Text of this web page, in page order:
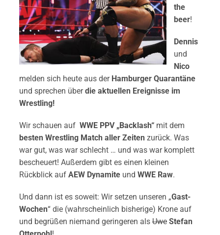
the
beer!
Dennis
und
Nico
melden sich heute aus der Hamburger Quarantäne
und sprechen überdie aktuellen Ereignisse im
Wrestling!
Wir schauen auf WWE PPV „Backlash“mit dem
besten Wrestling Match aller Zeiten zurück. Was
war gut, was war schlecht … und was war komplett
bescheuert! Außerdem gibt es einen kleinen
Rückblick auf AEW Dynamiteund WWE Raw.
Und dann ist es soweit: Wir setzen unseren „Gast-
Wochen“ die (wahrscheinlich bisherige) Krone auf
und begrüßen niemand geringeren alsUwe Stefan